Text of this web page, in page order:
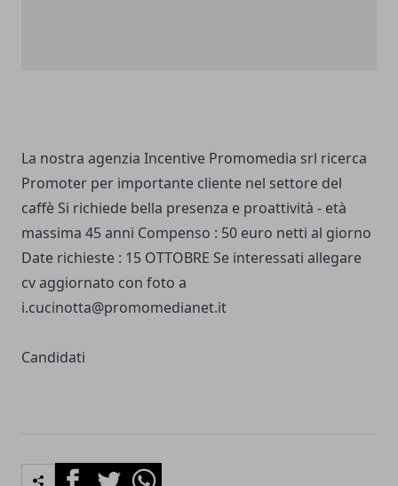
La nostra agenzia Incentive Promomedia srl ricerca
Promoter per importante cliente nel settore del
caffè Si richiede bella presenza e proattività - età
massima 45 anni Compenso : 50 euro netti al giorno
Date richieste : 15 OTTOBRE Se interessati allegare
cv aggiornato con foto a
i.cucinotta@promomedianet.it
Candidati
FacebookTwitterWhatsapp